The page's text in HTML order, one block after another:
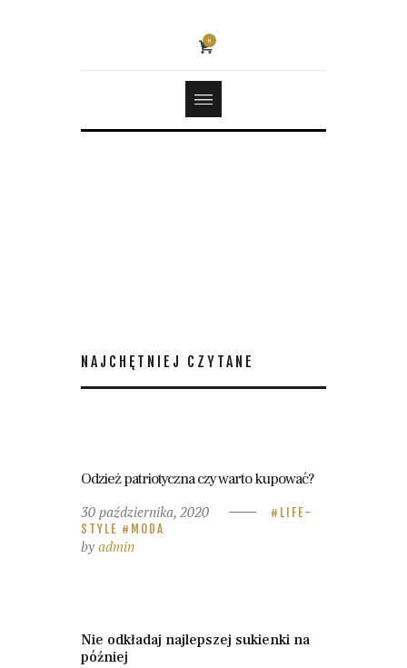
0
NAJCHĘTNIEJ CZYTANE
Odzież patriotyczna czy warto kupować?
30 października, 2020
LIFE-
STYLE
MODA
by admin
Nie odkładaj najlepszej sukienki na
później